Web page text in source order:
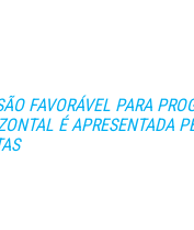
FAVORÁVEL PARA
É APRESENTADA